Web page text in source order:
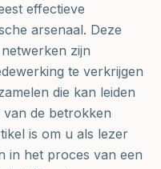
effectieve
arsenaal. Deze
zijn
te verkrijgen
die kan leiden
van de betrokken
is om u als lezer
in het proces van een